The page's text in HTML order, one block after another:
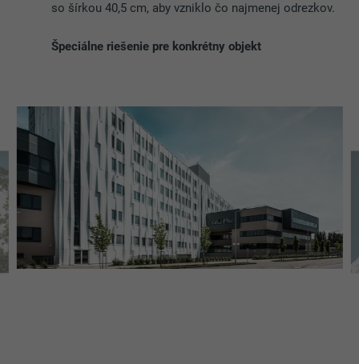
so šírkou 40,5 cm, aby vzniklo čo najmenej odrezkov.
Špeciálne riešenie pre konkrétny objekt